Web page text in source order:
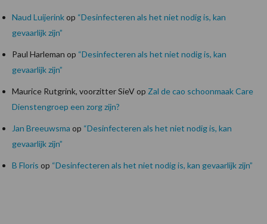
Naud Luijerinkop “Desinfecteren als het niet nodig is, kan
gevaarlijk zijn”
Paul Harleman op “Desinfecteren als het niet nodig is, kan
gevaarlijk zijn”
Maurice Rutgrink, voorzitter SieVop Zal de cao schoonmaak Care
Dienstengroep een zorg zijn?
Jan Breeuwsma op “Desinfecteren als het niet nodig is, kan
gevaarlijk zijn”
B Floris op “Desinfecteren als het niet nodig is, kan gevaarlijk zijn”